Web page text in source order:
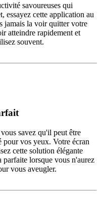
savoureuses qui
essayez cette application au
jamais la voir quitter votre
atteindre rapidement et
souvent.
savez qu'il peut être
vos yeux. Votre écran
cette solution élégante
lorsque vous n'aurez
vous aveugler.